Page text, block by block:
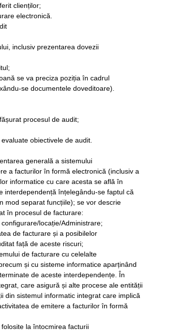
clienților;
electronică.
inclusiv prezentarea dovezii
se va preciza poziția în cadrul
se documentele doveditoare).
procesul de audit;
obiectivele de audit.
generală a sistemului
a facturilor în formă electronică (inclusiv a
informatice cu care acesta se află în
interdependență înțelegându-se faptul că
mod separat funcțiile); se vor descrie
în procesul de facturare:
locație/Administrare;
de facturare și a posibilelor
față de aceste riscuri;
de facturare cu celelalte
și cu sisteme informatice aparținând
de aceste interdependențe. În
care asigură și alte procese ale entității
din sistemul informatic integrat care implică
de emitere a facturilor în formă
la întocmirea facturii